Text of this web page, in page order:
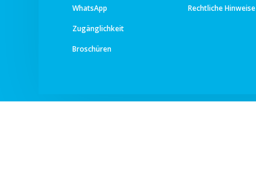
WhatsApp
Zugänglichkeit
Broschüren
Rechtliche Hinweise